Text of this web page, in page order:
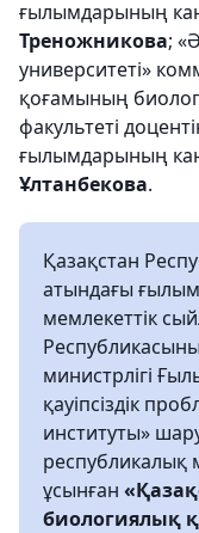
ғылымдарының
Треножникова;
университеті»
қоғамының
факультеті
ғылымдарының
Ұлтанбекова.
Қазақстан
атындағы
мемлекеттік
министрлігі
қауіпсіздік
институты»
республикалық
ұсынған
биологиялық